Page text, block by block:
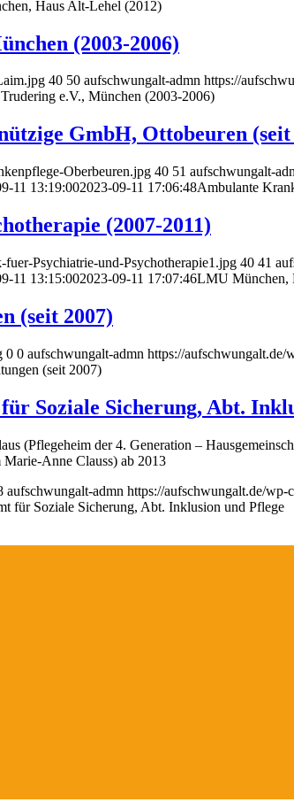
Haus Alt-Lehel (2012)
(2003-2006)
40 50 aufschwungalt-admn https://
e.V., München (2003-2006)
GmbH, Ottobeuren (seit
Oberbeuren.jpg 40 51 aufschwungalt-
11 13:19:002023-09-11 17:06:48Ambulante
(2007-2011)
Psychiatrie-und-Psychotherapie1.jpg 40 41
11 13:15:002023-09-11 17:07:46LMU München,
(seit 2007)
0 0 aufschwungalt-admn https://aufschwungalt.de/
(seit 2007)
Soziale Sicherung, Abt.
(Pflegeheim der 4. Generation –
Anne Clauss) ab 2013
aufschwungalt-admn https://aufschwungalt.de/wp-
für Soziale Sicherung, Abt. Inklusion und Pflege